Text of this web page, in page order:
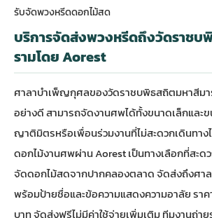
รับจัดพวงหรีดดอกไม้สด
บริการจัดส่งพวงหรีดถึงวัดราชบ
รามโดย Aorest
ศาลาบำเพ็ญกุศลของวัดราชบพิธสถิตมหาสีมา
อย่างดี สามารถจัดงานศพได้ทั้งขนาดเล็กและ
ญาติมิตรหรือเพื่อนร่วมงานที่ไม่สะดวกเดินทาง
ดอกไม้งานศพผ่าน Aorest เป็นทางเลือกที่สะด
จัดดอกไม้สดจากปากคลองตลาด จัดส่งถึงศาล
พร้อมป้ายชื่อและข้อความแสดงความอาลัย ราค
บาท จัดส่งฟรีไม่มีค่าใช้จ่ายเพิ่มเติม ทีมงานถ่า